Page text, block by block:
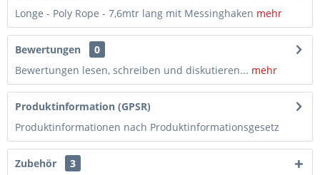
Longe - Poly Rope - 7,6mtr lang mit Messinghaken mehr
Bewertungen
0
Bewertungen lesen, schreiben und diskutieren... mehr
Produktinformation (GPSR)
Produktinformationen nach Produktinformationsgesetz
Zubehör 3